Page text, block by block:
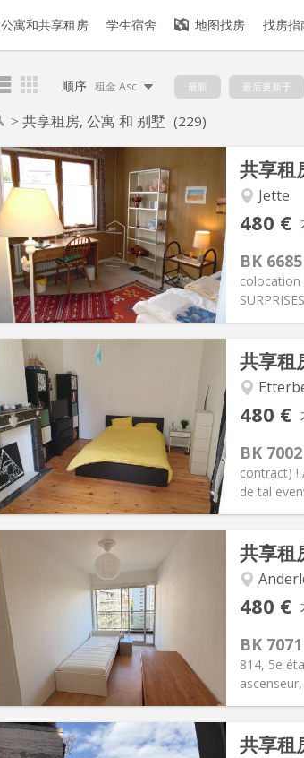
公寓和共享租房 学生宿舍 地图找房 找房指
顺序 租金 Asc 最新 最后更新于
共享租房, 公寓 和 别墅 (229)
共享租
Jette
480 €
BK 6685
colocation
实用信息
租金:480 €
水电费:120 €
12个月, 11个月, 10个月
住房登记:有登记条件
布局
浴室:共
面积:
共享租
480 €
BK 7002
contract) !
de tal
实用信息
租金:480 €
水电费:100 €
租期:12个月
住房登记:否
布局
浴室:共
面积:
共享租
480 €
BK 7071
814, 5e
实用信息
租金:
水电费:
租期:
否
布局
浴室:共
面积:
共享租